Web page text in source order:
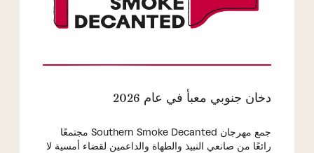
دخان جنوبي معبأ في عام 2026
جمع مهرجان Southern Smoke Decanted مجتمعًا
رائعًا من صانعي النبيذ والطهاة والداعمين لقضاء أمسية لا